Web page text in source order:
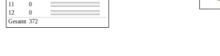
11
0
12
0
Gesamt 372